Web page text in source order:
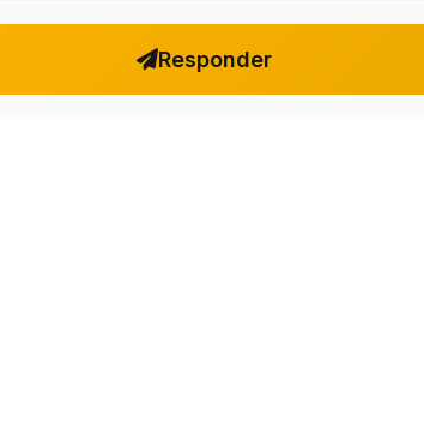
Responder